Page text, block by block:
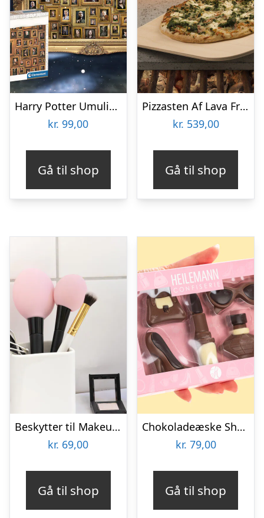
Harry Potter Umulig Puslespil
kr. 99,00
Gå til shop
Pizzasten Af Lava Fra Etna
kr. 539,00
Gå til shop
Beskytter til Makeupbørster 3-pak
kr. 69,00
Gå til shop
Chokoladeæske Shopping
kr. 79,00
Gå til shop